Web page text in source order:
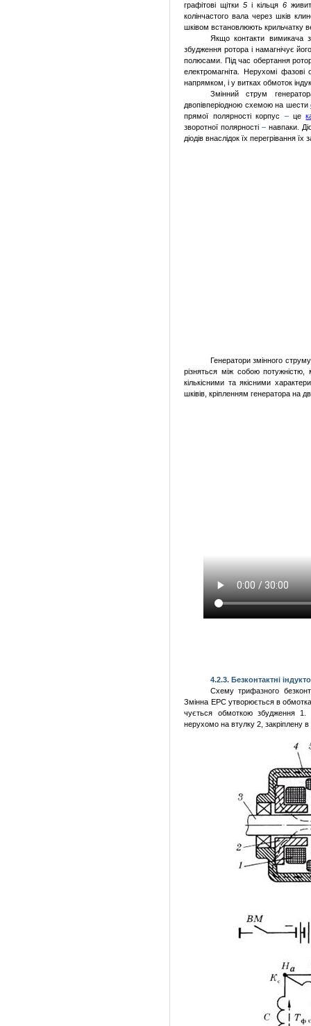
графітові щітки5 і кільця6
колінчастого вала через шків
шківом встановлюють крильчатку
Якщо контакти вимикача
збудження ротора і намагнічує
полюсами. Під час обертання
електромагніта. Нерухомі
напрямком, і у витках обмоток
Змінний струм
двопівперіодною схемою на шести
прямої полярності корпус –це
зворотної полярності– навпаки.
діодів внаслідок їх перегрівання
Генератори змінного
різняться між собою
кількісними та якісними
шківів, кріпленням генератора на
4.2.3. Безконтактні
Схему трифазного
Змінна ЕРС утворюється в
чується обмоткою збудження 1.
нерухомо на втулку2 , закріплену